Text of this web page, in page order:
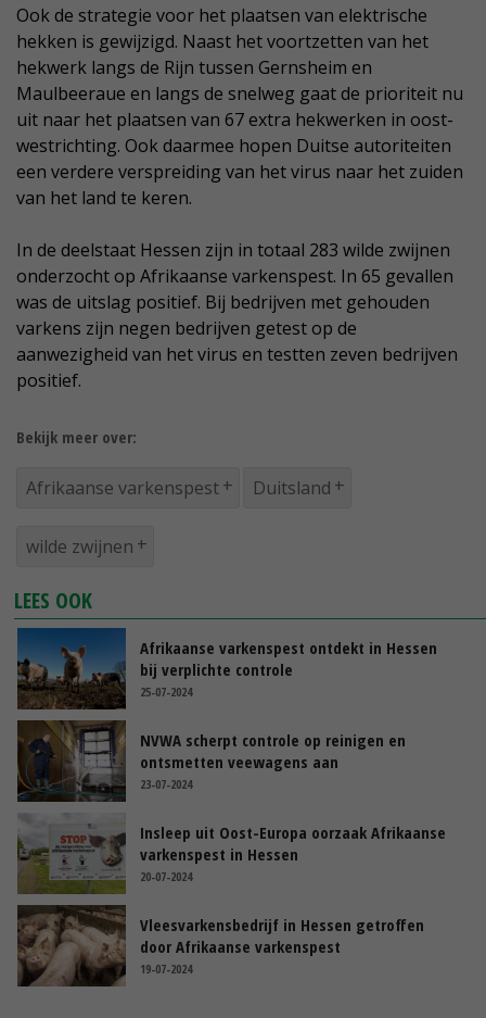
Ook de strategie voor het plaatsen van elektrische
hekken is gewijzigd. Naast het voortzetten van het
hekwerk langs de Rijn tussen Gernsheim en
Maulbeeraue en langs de snelweg gaat de prioriteit nu
uit naar het plaatsen van 67 extra hekwerken in oost-
westrichting. Ook daarmee hopen Duitse autoriteiten
een verdere verspreiding van het virus naar het zuiden
van het land te keren.
In de deelstaat Hessen zijn in totaal 283 wilde zwijnen
onderzocht op Afrikaanse varkenspest. In 65 gevallen
was de uitslag positief. Bij bedrijven met gehouden
varkens zijn negen bedrijven getest op de
aanwezigheid van het virus en testten zeven bedrijven
positief.
Bekijk meer over:
Afrikaanse varkenspest Duitsland
wilde zwijnen
LEES OOK
Afrikaanse varkenspest ontdekt in Hessen
bij verplichte controle
25-07-2024
NVWA scherpt controle op reinigen en
ontsmetten veewagens aan
23-07-2024
Insleep uit Oost-Europa oorzaak Afrikaanse
varkenspest in Hessen
20-07-2024
Vleesvarkensbedrijf in Hessen getroffen
door Afrikaanse varkenspest
19-07-2024